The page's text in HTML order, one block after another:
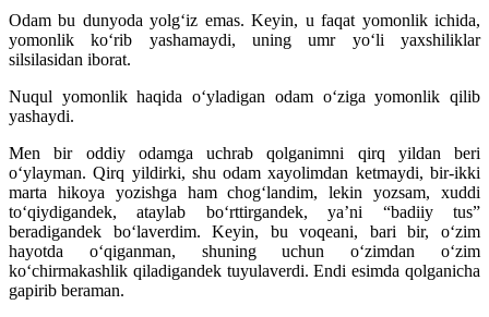
Odam bu dunyoda yolg‘iz emas. Keyin, u faqat yomonlik ichida,
yomonlik ko‘rib yashamaydi, uning umr yo‘li yaxshiliklar
silsilasidan iborat.
Nuqul yomonlik haqida o‘yladigan odam o‘ziga yomonlik qilib
yashaydi.
Men bir oddiy odamga uchrab qolganimni qirq yildan beri
o‘ylayman. Qirq yildirki, shu odam xayolimdan ketmaydi, bir-ikki
marta hikoya yozishga ham chog‘landim, lekin yozsam, xuddi
to‘qiydigandek, ataylab bo‘rttirgandek, ya’ni “badiiy tus”
beradigandek bo‘laverdim. Keyin, bu voqeani, bari bir, o‘zim
hayotda o‘qiganman, shuning uchun o‘zimdan o‘zim
ko‘chirmakashlik qiladigandek tuyulaverdi. Endi esimda qolganicha
gapirib beraman.